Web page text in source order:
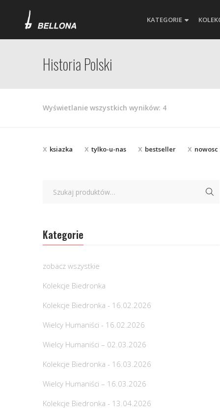
KATEGORIE
Historia Polski
Wyświetlanie wszystkich wyników: 4Posortowane
ksiazka tylko-u-nas bestseller nowosc
Kategorie
zobacz wszystkie
Kolekcje Biedronka
Kolekcje Biedronka - 16.02.2026
Wielcy Humaniści - 16.02.2026
Wielcy Humaniści – 02.03.2026
Kolekcje Biedronka - 16.03.2026
Wielcy Humaniści – 16.03.2026
Kolekcje Biedronka - 13.04.2026